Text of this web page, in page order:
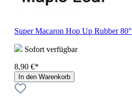
Super Macaron Hop Up Rubber 80°
Sofort verfügbar
8,90 €*
In den Warenkorb